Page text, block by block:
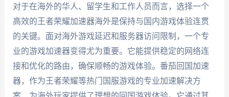
对于在海外的华人、留学生和工作人员而言，选择一个
高效的王者荣耀加速器海外是保持与国内游戏体验连贯
的关键。面对海外游戏延迟和服务器访问限制，一个专
业的游戏加速器变得尤为重要。它能提供稳定的网络连
接和优化的路由，确保顺畅的游戏体验。番茄回国加速
器，作为王者荣耀等热门国服游戏的专业加速解决方